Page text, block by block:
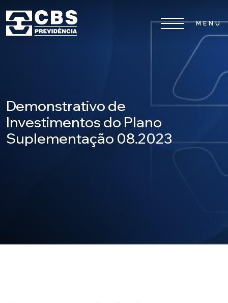
Planos
Investimentos
Demonstrativo de
Investimentos do Plano
Suplementação 08.2023